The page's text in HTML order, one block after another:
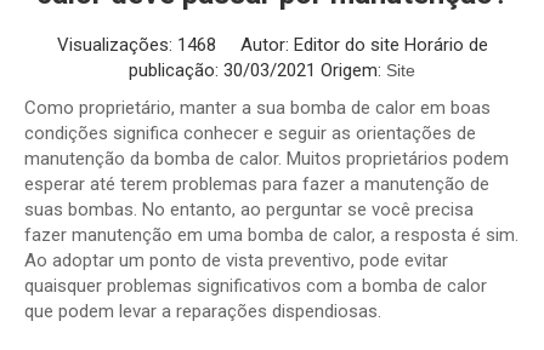
Visualizações: 1468 Autor: Editor do site Horário de
publicação: 30/03/2021 Origem: Site
Como proprietário, manter a sua bomba de calor em boas
condições significa conhecer e seguir as orientações de
manutenção da bomba de calor. Muitos proprietários podem
esperar até terem problemas para fazer a manutenção de
suas bombas. No entanto, ao perguntar se você precisa
fazer manutenção em uma bomba de calor, a resposta é sim.
Ao adoptar um ponto de vista preventivo, pode evitar
quaisquer problemas significativos com a bomba de calor
que podem levar a reparações dispendiosas.